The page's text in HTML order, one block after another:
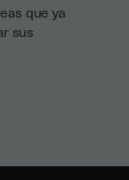
que ya
sus